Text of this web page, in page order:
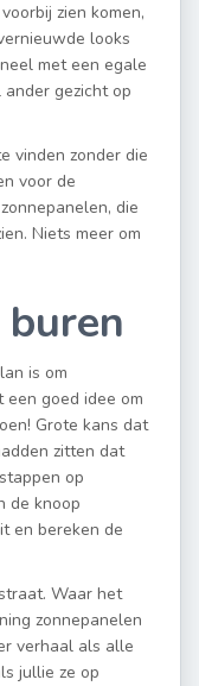
zien komen,
looks
met een egale
gezicht op
vinden zonder die
voor de
die
Niets meer om
is om
goed idee om
Grote kans dat
zitten dat
op
de knoop
en bereken de
Waar het
zonnepanelen
verhaal als alle
jullie ze op